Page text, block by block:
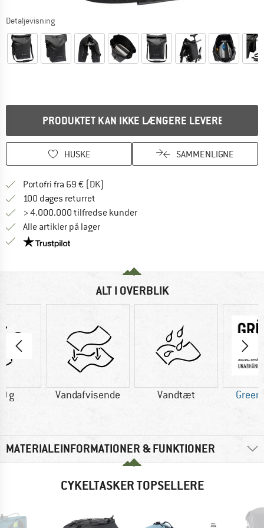
Detaljevisning
PRODUKTET KAN IKKE LÆNGERE LEVERES
HUSKE SAMMENLIGNE
Portofri fra 69 € (DK)
100 dages returret
> 4.000.000 tilfredse kunder
Alle artikler på lager
Vi er Trustpilot-certificeret - oplysningerne får du
ALT I OVERBLIK
g Vandafvisende Vandtæt
MATERIALEINFORMATIONER & FUNKTIONER
CYKELTASKER TOPSELLERE